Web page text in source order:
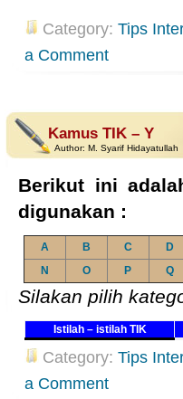
Category: Tips
a Comment
Kamus TIK – Y
Author: M. Syarif Hidayatullah
Berikut ini
digunakan :
A B C
D
N
O P Q
Silakan pilih
Istilah – istilah TIK
Category: Tips
a Comment